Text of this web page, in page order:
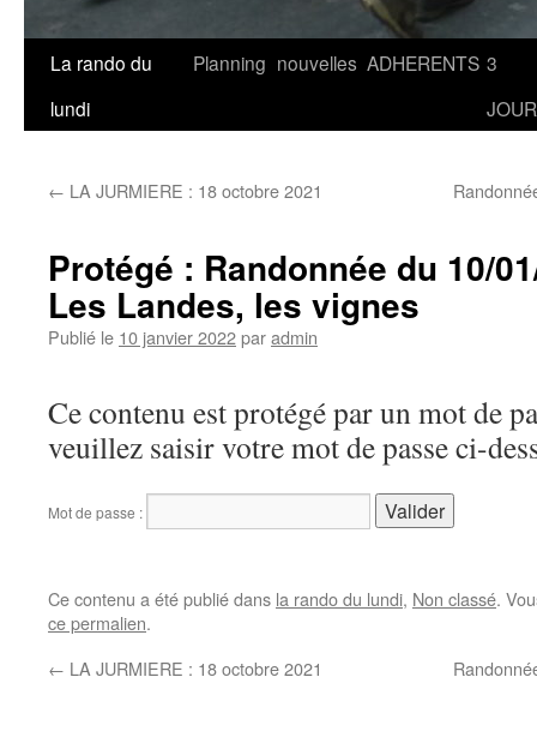
La rando du
lundi
Planning nouvelles ADHERENTS 3
← LA JURMIERE : 18 octobre 2021
Protégé : Randonnée du 10/
Les Landes, les vignes
Publié le 10 janvier 2022paradmin
Ce contenu est protégé par un mot de
veuillez saisir votre mot de passe ci-
Mot de passe :
Ce contenu a été publié dans la rando du lundi, Non classé.
ce permalien.
← LA JURMIERE : 18 octobre 2021